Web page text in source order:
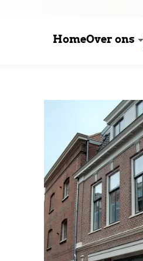
HomeOver ons